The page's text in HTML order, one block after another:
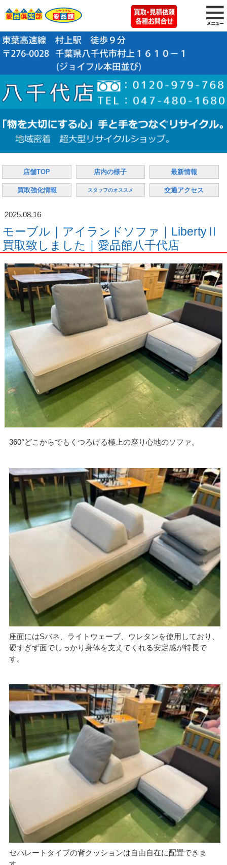
店舗TOP 店内の様子 最新情報
買取強化情報 スタッフのオススメ 交通アクセス
2025.08.16
モーブル｜アイランドソファ｜LibertyⅡ
買取致しました｜愛品館八千代店
360°どこからでもくつろげる極上の座り心地のソファ。
座面にはSバネ、ライトウェーブ、ウレタンを使用しており、
硬すぎず面でしっかり身体を支えてくれる安定感が特長で
す。
セパレートタイプの背クッションは自由自在に配置できま